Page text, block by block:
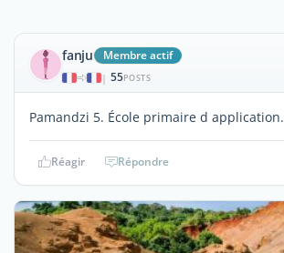
fanju Membre actif
| 55POSTS
Pamandzi 5. École primaire d application.
Réagir Répondre